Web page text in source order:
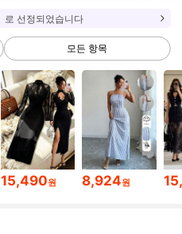
로 선정되었습니다
모든 항목
15,490원 8,924원